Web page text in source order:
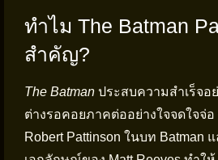
ทำไม The Batman
สำคัญ?
The Batman ประสบความสำเร็จอ
ต่างรอคอยภาคต่ออย่างใจจดใจจ่
Robert Pattinson ในบท Batman